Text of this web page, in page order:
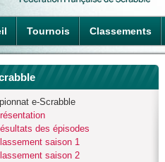
Tournois Classements
e-Scrabble
des épisodes
saison 1
saison 2